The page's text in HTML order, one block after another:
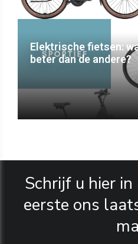
Elektrische fietsen:
beter dan de andere?
Schrijf u hier
eerste ons